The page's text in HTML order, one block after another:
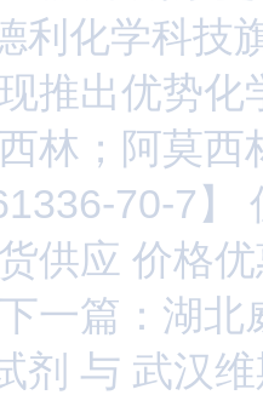
利化学科技
推出优势化
林；阿莫西
70-7】
供应 价格
下一篇：湖北
剂 与 武汉维